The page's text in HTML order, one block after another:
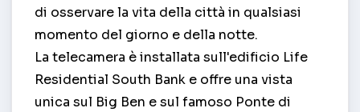
di osservare la vita della città in qualsiasi
momento del giorno e della notte.
La telecamera è installata sull'edificio Life
Residential South Bank e offre una vista
unica sul Big Ben e sul famoso Ponte di